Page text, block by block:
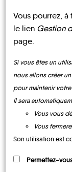
Vous pourrez,
le lien Gestion
page.
Si vous êtes un
nous allons créer
pour maintenir
Il sera
Vous vous
Vous
Son utilisation est
Permettez-